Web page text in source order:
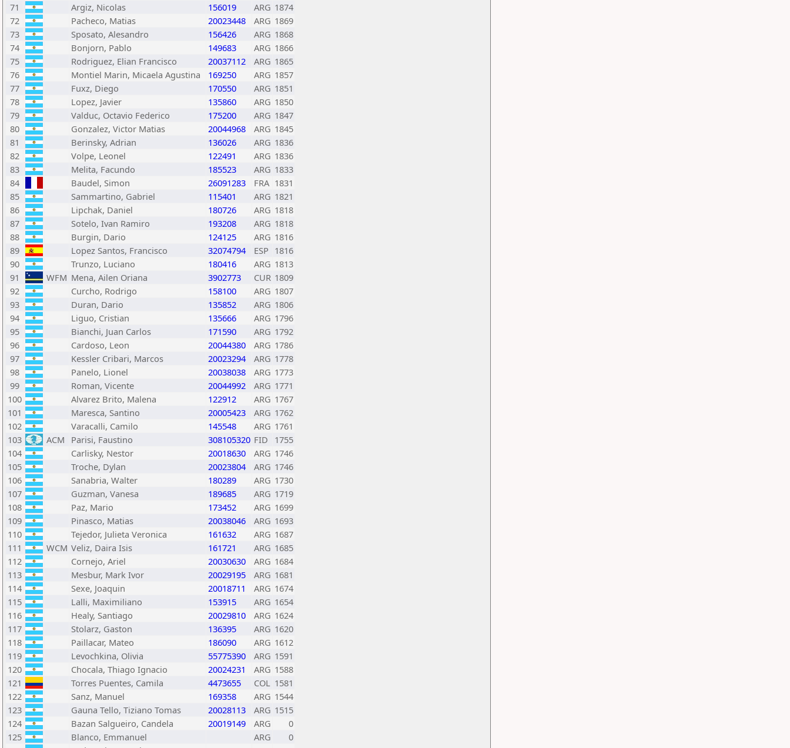
71
Argiz, Nicolas 156019 ARG 1874
72
Pacheco, Matias 20023448 ARG 1869
73
Sposato, Alesandro 156426 ARG 1868
74
Bonjorn, Pablo 149683 ARG 1866
75
Rodriguez, Elian Francisco 20037112 ARG 1865
76
Montiel Marin, Micaela Agustina 169250 ARG 1857
77
Fuxz, Diego 170550 ARG 1851
78
Lopez, Javier 135860 ARG 1850
79
Valduc, Octavio Federico 175200 ARG 1847
80
Gonzalez, Victor Matias 20044968 ARG 1845
81
Berinsky, Adrian 136026 ARG 1836
82
Volpe, Leonel 122491 ARG 1836
83
Melita, Facundo 185523 ARG 1833
84
Baudel, Simon 26091283 FRA 1831
85
Sammartino, Gabriel 115401 ARG 1821
86
Lipchak, Daniel 180726 ARG 1818
87
Sotelo, Ivan Ramiro 193208 ARG 1818
88
Burgin, Dario 124125 ARG 1816
89
Lopez Santos, Francisco 32074794 ESP 1816
90
Trunzo, Luciano 180416 ARG 1813
91
WFM Mena, Ailen Oriana 3902773 CUR 1809
92
Curcho, Rodrigo 158100 ARG 1807
93
Duran, Dario 135852 ARG 1806
94
Liguo, Cristian 135666 ARG 1796
95
Bianchi, Juan Carlos 171590 ARG 1792
96
Cardoso, Leon 20044380 ARG 1786
97
Kessler Cribari, Marcos 20023294 ARG 1778
98
Panelo, Lionel 20038038 ARG 1773
99
Roman, Vicente 20044992 ARG 1771
100
Alvarez Brito, Malena 122912 ARG 1767
101
Maresca, Santino 20005423 ARG 1762
102
Varacalli, Camilo 145548 ARG 1761
103
ACM Parisi, Faustino 308105320 FID
1755
104
Carlisky, Nestor 20018630 ARG 1746
105
Troche, Dylan 20023804 ARG 1746
106
Sanabria, Walter 180289 ARG 1730
107
Guzman, Vanesa 189685 ARG 1719
108
Paz, Mario 173452 ARG 1699
109
Pinasco, Matias 20038046 ARG 1693
110
Tejedor, Julieta Veronica 161632 ARG 1687
111
WCM Veliz, Daira Isis 161721 ARG 1685
112
Cornejo, Ariel 20030630 ARG 1684
113
Mesbur, Mark Ivor 20029195 ARG 1681
114
Sexe, Joaquin 20018711 ARG 1674
115
Lalli, Maximiliano 153915 ARG 1654
116
Healy, Santiago 20029810 ARG 1624
117
Stolarz, Gaston 136395 ARG 1620
118
Paillacar, Mateo 186090 ARG 1612
119
Levochkina, Olivia 55775390 ARG 1591
120
Chocala, Thiago Ignacio 20024231 ARG 1588
121
Torres Puentes, Camila 4473655 COL 1581
122
Sanz, Manuel 169358 ARG 1544
123
Gauna Tello, Tiziano Tomas 20028113 ARG 1515
124
Bazan Salgueiro, Candela 20019149 ARG
0
125
Blanco, Emmanuel ARG
0